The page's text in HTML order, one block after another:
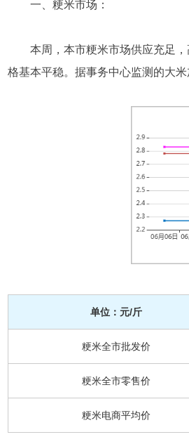
一、粳米市场：
本周，本市粳米市场供应充足
格基本平稳。据事务中心监测的大
单位：元/斤
粳米全市批发价
粳米全市零售价
粳米电商平均价